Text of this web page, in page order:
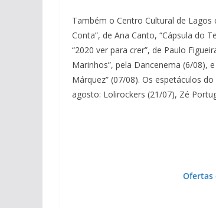
Também o Centro Cultural de Lagos
Conta”, de Ana Canto, “Cápsula do
“2020 ver para crer”, de Paulo
Marinhos”, pela Dancenema (6/08), e
Márquez” (07/08). Os espetáculos
agosto: Lolirockers (21/07), Zé
Ofertas